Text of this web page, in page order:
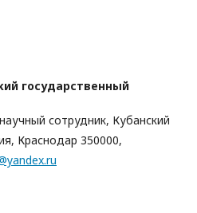
государственный
сотрудник, Кубанский
Краснодар 350000,